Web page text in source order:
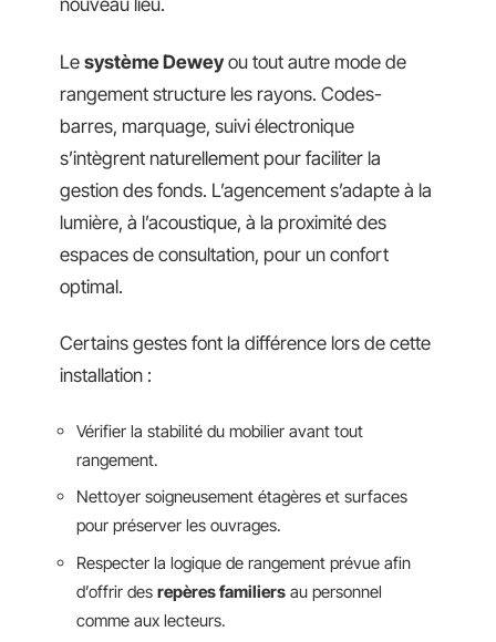
nouveau lieu.
Le système Deweyou tout autre mode de
rangement structure les rayons. Codes-
barres, marquage, suivi électronique
s’intègrent naturellement pour faciliter la
gestion des fonds. L’agencement s’adapte à la
lumière, à l’acoustique, à la proximité des
espaces de consultation, pour un confort
optimal.
Certains gestes font la différence lors de cette
installation :
Vérifier la stabilité du mobilier avant tout
rangement.
Nettoyer soigneusement étagères et surfaces
pour préserver les ouvrages.
Respecter la logique de rangement prévue afin
d’offrir des repères familiers au personnel
comme aux lecteurs.